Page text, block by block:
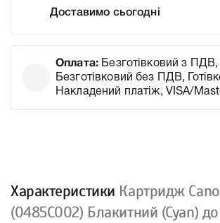
Доставимо сьогодні
Оплата: Безготівковий з ПДВ,
Безготівковий без ПДВ,
Накладений платіж, VISA/
Характеристики Картридж
(0485C002) Блакитний (Cyan)